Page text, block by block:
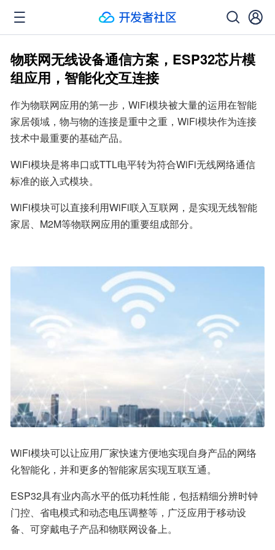
物联网无线设备通信方案，ESP32芯片模
组应用，智能化交互连接
作为物联网应用的第一步，WiFi模块被大量的运用在智能
家居领域，物与物的连接是重中之重，WiFi模块作为连接
技术中最重要的基础产品。
WiFi模块是将串口或TTL电平转为符合WiFi无线网络通信
标准的嵌入式模块。
WiFi模块可以直接利用WiFi联入互联网，是实现无线智能
家居、M2M等物联网应用的重要组成部分。
WiFi模块可以让应用厂家快速方便地实现自身产品的网络
化智能化，并和更多的智能家居实现互联互通。
ESP32具有业内高水平的低功耗性能，包括精细分辨时钟
门控、省电模式和动态电压调整等，广泛应用于移动设
备、可穿戴电子产品和物联网设备上。